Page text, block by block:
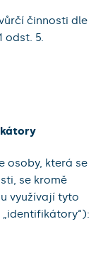
činnosti dle
odst. 5.
osoby, která se
se kromě
využívají tyto